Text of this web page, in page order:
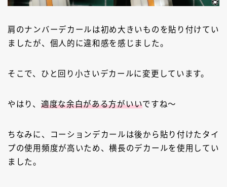
肩のナンバーデカールは初め大きいものを貼り付けてい
ましたが、個人的に違和感を感じました。
そこで、ひと回り小さいデカールに変更しています。
やはり、 適度な余白がある方がいいですね～
ちなみに、コーションデカールは後から貼り付けたタイ
プの使用頻度が高いため、横長のデカールを使用してい
ました。